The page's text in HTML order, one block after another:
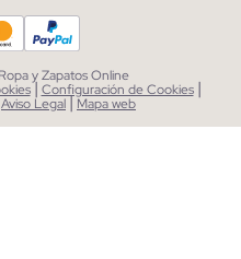
y Zapatos Online
| Configuración de Cookies |
Aviso Legal| Mapa web